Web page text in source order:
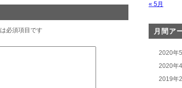
必須項目です
« 5月
月間ア
2020年
2020年
2019年